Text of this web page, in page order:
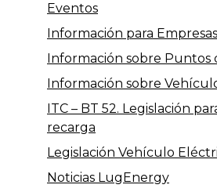
Eventos
Información para Empresas
Información sobre Puntos
Información sobre
ITC – BT 52. Legislación
recarga
Legislación Vehículo
Noticias LugEnergy